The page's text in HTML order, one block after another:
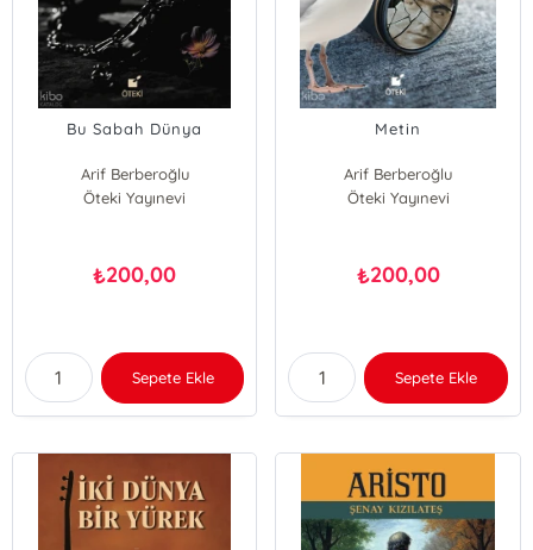
Bu Sabah Dünya
Arif Berberoğlu
Öteki Yayınevi
₺200,00
Sepete Ekle
Metin
Arif Berberoğlu
Öteki Yayınevi
₺200,00
Sepete Ekle